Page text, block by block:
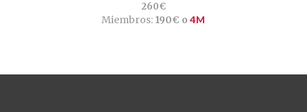
260€
Miembros: 190€ o 4M